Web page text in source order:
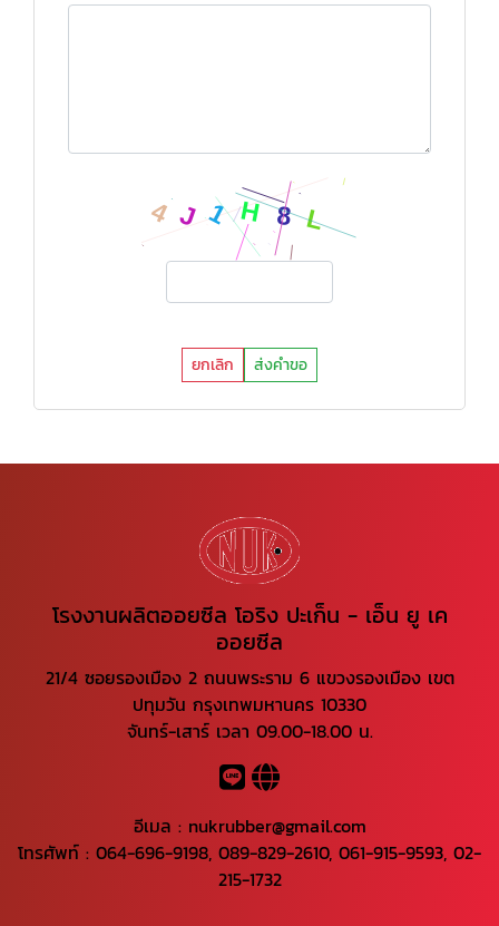
ยกเลิก ส่งคำขอ
โรงงานผลิตออยซีล โอริง ปะเก็น - เอ็น ยู เค
ออยซีล
21/4 ซอยรองเมือง 2 ถนนพระราม 6 แขวงรองเมือง เขต
ปทุมวัน กรุงเทพมหานคร 10330
จันทร์-เสาร์ เวลา 09.00-18.00 น.
อีเมล : nukrubber@gmail.com
โทรศัพท์ : 064-696-9198, 089-829-2610, 061-915-9593, 02-
215-1732